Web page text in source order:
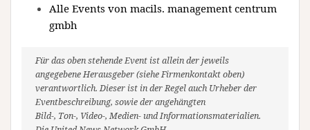
Alle Events von macils. management centrum
gmbh
Für das oben stehende Event ist allein der jeweils
angegebene Herausgeber (siehe Firmenkontakt oben)
verantwortlich. Dieser ist in der Regel auch Urheber der
Eventbeschreibung, sowie der angehängten
Bild-, Ton-, Video-, Medien- und Informationsmaterialien.